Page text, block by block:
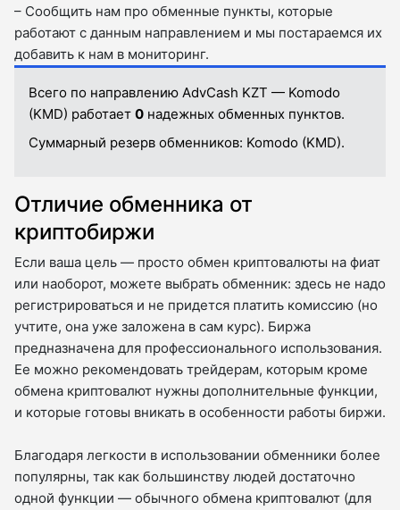
– Сообщить нам про обменные пункты, которые
работают с данным направлением и мы постараемся их
добавить к нам в мониторинг.
Всего по направлению AdvCash KZT — Komodo
(KMD) работает 0 надежных обменных пунктов.
Суммарный резерв обменников: Komodo (KMD).
Отличие обменника от
криптобиржи
Если ваша цель — просто обмен криптовалюты на фиат
или наоборот, можете выбрать обменник: здесь не надо
регистрироваться и не придется платить комиссию (но
учтите, она уже заложена в сам курс). Биржа
предназначена для профессионального использования.
Ее можно рекомендовать трейдерам, которым кроме
обмена криптовалют нужны дополнительные функции,
и которые готовы вникать в особенности работы биржи.
Благодаря легкости в использовании обменники более
популярны, так как большинству людей достаточно
одной функции — обычного обмена криптовалют (для